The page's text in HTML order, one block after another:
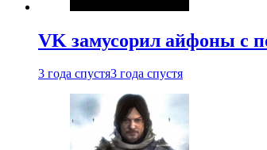
VK замусорил айфоны с
3 года спустя3 года спустя